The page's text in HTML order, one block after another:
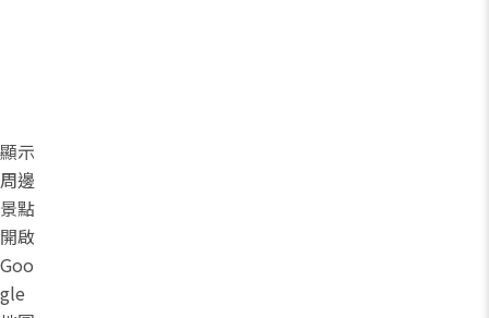
顯示
周邊
景點
開啟
Goo
gle